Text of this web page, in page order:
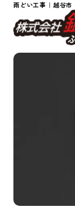
雨どい工事｜越谷